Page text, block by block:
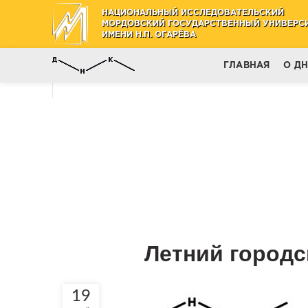
НАЦИОНАЛЬНЫЙ ИССЛЕДОВАТЕЛЬСКИЙ
МОРДОВСКИЙ ГОСУДАРСТВЕННЫЙ
ИМЕНИ Н.П. ОГАРЁВА
ГЛАВНАЯ О
Летний
19